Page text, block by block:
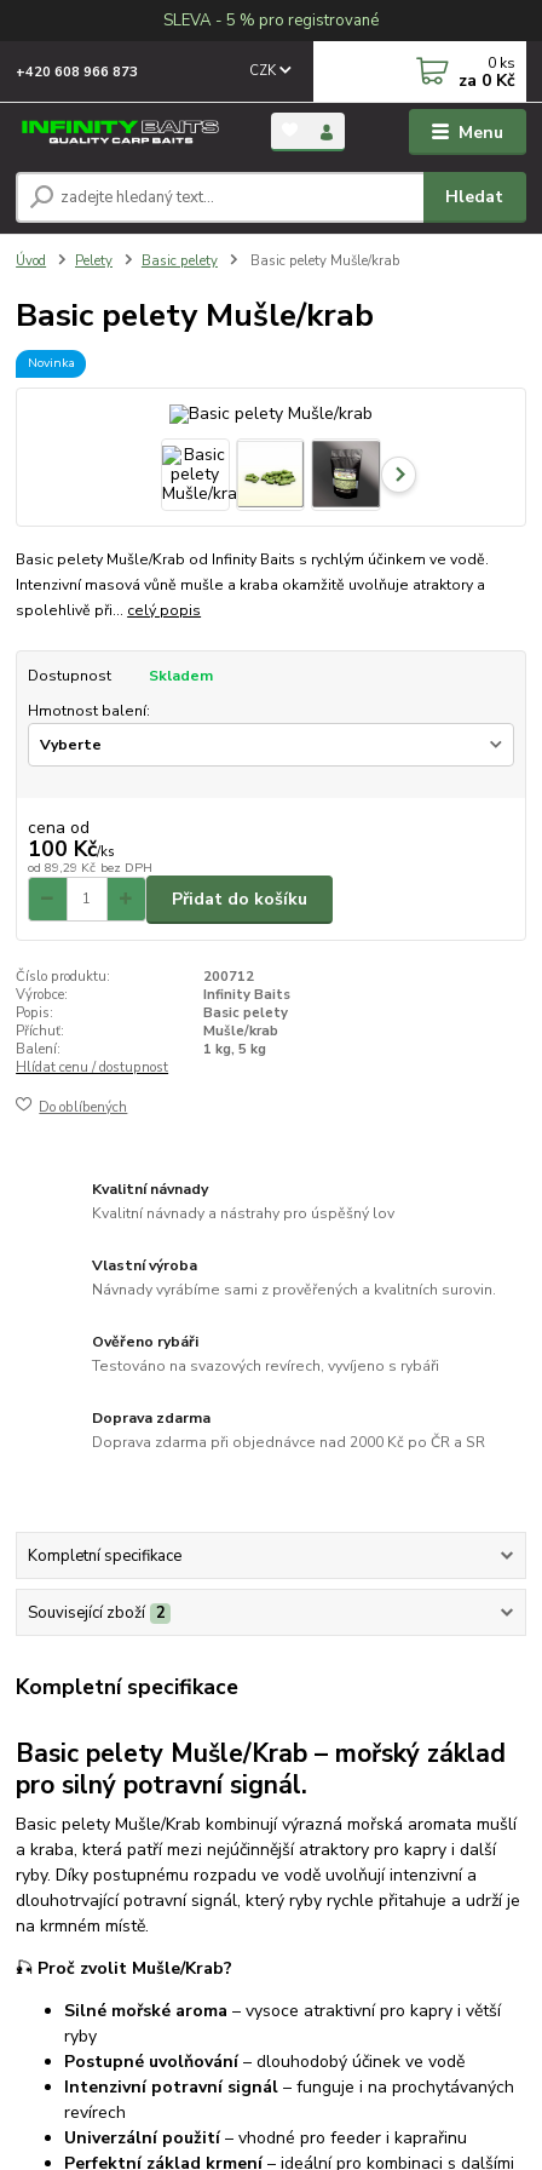
SLEVA - 5 % pro registrované
Menu
CZK
Hledat
+420 608 966 873 0 ks
za 0 Kč
Úvod Pelety Basic pelety Basic pelety Mušle/krab
Basic pelety Mušle/krab
Novinka
Basic pelety Mušle/Krab od Infinity Baits s rychlým účinkem ve vodě.
Intenzivní masová vůně mušle a kraba okamžitě uvolňuje atraktory a
spolehlivě při... celý popis
Dostupnost
Skladem
Hmotnost balení:
cena od
100 Kč/ks
od 89,29 Kč bez DPH
Přidat do košíku
Číslo produktu:
200712
Výrobce:
Infinity Baits
Popis:
Basic pelety
Příchuť:
Mušle/krab
Balení:
1 kg, 5 kg
Hlídat cenu / dostupnost
Do oblíbených
Kvalitní návnady
Kvalitní návnady a nástrahy pro úspěšný lov
Vlastní výroba
Návnady vyrábíme sami z prověřených a kvalitních surovin.
Ověřeno rybáři
Testováno na svazových revírech, vyvíjeno s rybáři
Doprava zdarma
Doprava zdarma při objednávce nad 2000 Kč po ČR a SR
Kompletní specifikace
Související zboží 2
Kompletní specifikace
Basic pelety Mušle/Krab – mořský základ
pro silný potravní signál.
Basic pelety Mušle/Krab kombinují výrazná mořská aromata mušlí
a kraba, která patří mezi nejúčinnější atraktory pro kapry i další
ryby. Díky postupnému rozpadu ve vodě uvolňují intenzivní a
dlouhotrvající potravní signál, který ryby rychle přitahuje a udrží je
na krmném místě.
🎣 Proč zvolit Mušle/Krab?
Silné mořské aroma – vysoce atraktivní pro kapry i větší
ryby
Postupné uvolňování– dlouhodobý účinek ve vodě
Intenzivní potravní signál – funguje i na prochytávaných
revírech
Univerzální použití– vhodné pro feeder i kaprařinu
Perfektní základ krmení– ideální pro kombinaci s dalšími